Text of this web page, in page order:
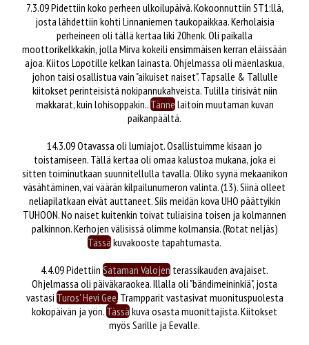
7.3.09 Pidettiin koko perheen ulkoilupäivä. Kokoonnuttiin ST1:llä,
josta lähdettiin kohti Linnaniemen taukopaikkaa. Kerholaisia
perheineen oli tällä kertaa liki 20henk. Oli paikalla
moottorikelkkakin, jolla Mirva kokeili ensimmäisen kerran eläissään
ajoa. Kiitos Lopotille kelkan lainasta. Ohjelmassa oli mäenlaskua,
johon taisi osallistua vain "aikuiset naiset". Tapsalle & Tallulle
kiitokset perinteisistä nokipannukahveista. Tulilla tirisivät niin
makkarat, kuin lohisoppakin..Tännelaitoin muutaman kuvan
paikanpäältä.
14.3.09 Otavassa oli lumiajot. Osallistuimme kisaan jo
toistamiseen. Tällä kertaa oli omaa kalustoa mukana, joka ei
sitten toiminutkaan suunnitellulla tavalla. Oliko syynä mekaanikon
väsähtäminen, vai väärän kilpailunumeron valinta. (13). Siinä olleet
neliapilatkaan eivät auttaneet. Siis meidän kova UHO päättyikin
TUHOON. No naiset kuitenkin toivat tuliaisina toisen ja kolmannen
palkinnon. Kerhojen välisissä olimme kolmansia. (Rotat neljäs)
Tässäkuvakooste tapahtumasta.
4.4.09 Pidettiin Sataman Valojen terassikauden avajaiset.
Ohjelmassa oli päiväkaraokea. Illalla oli "bändimeininkiä", josta
vastasi Turos' Hevi Gee.Trampparit vastasivat muonituspuolesta
kokopäivän ja yön.Tässäkuva osasta muonittajista. Kiitokset
myös Sarille ja Eevalle.